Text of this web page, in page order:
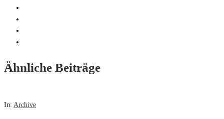
Ähnliche Beiträge
In: Archive